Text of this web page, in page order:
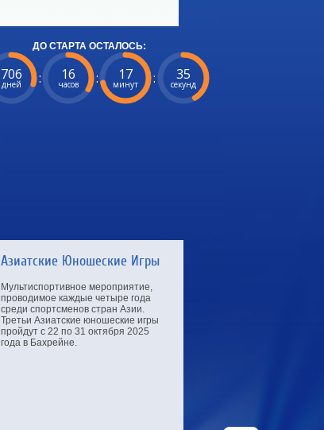
ДО СТАРТА ОСТАЛОСЬ:
706
дней : 16
часов : 17
минут : 34
секунд
Азиатские Юношеские Игры
Мультиспортивное мероприятие,
проводимое каждые четыре года
среди спортсменов стран Азии.
Третьи Азиатские юношеские игры
пройдут с 22 по 31 октября 2025
года в Бахрейне.